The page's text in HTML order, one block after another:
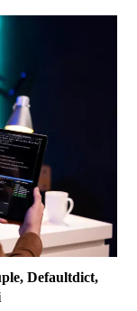
Defaultdict,